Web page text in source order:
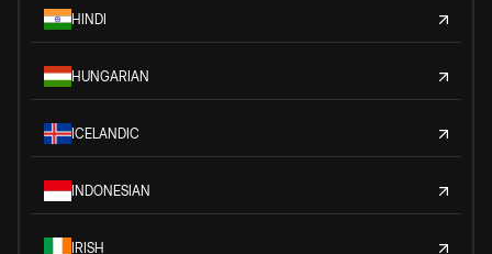
HINDI
HUNGARIAN
ICELANDIC
INDONESIAN
IRISH